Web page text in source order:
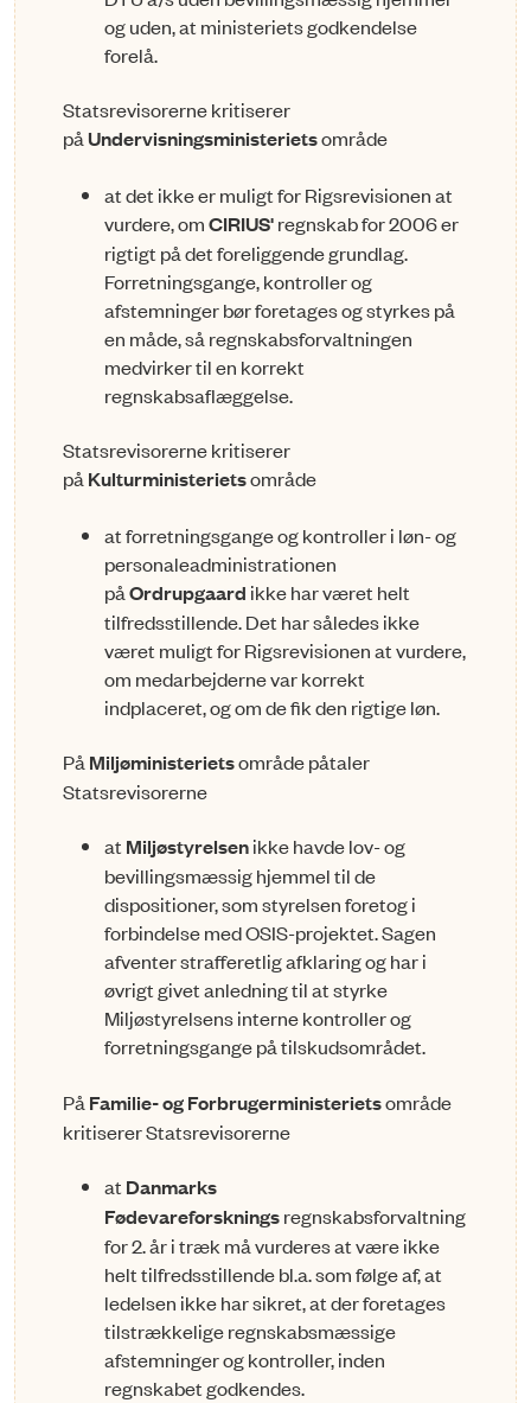
og uden, at ministeriets godkendelse
forelå.
Statsrevisorerne kritiserer
påUndervisningsministerietsområde
at det ikke er muligt for Rigsrevisionen at
vurdere, omCIRIUS'regnskab for 2006 er
rigtigt på det foreliggende grundlag.
Forretningsgange, kontroller og
afstemninger bør foretages og styr­kes på
en måde, så regnskabsforvaltningen
medvirker til en korrekt
regnskabsaflæggelse.
Statsrevisorerne kritiserer
på Kulturministerietsområde
at forretningsgange og kontroller i løn- og
personaleadministrationen
påOrdrupgaard ikke har væ­ret helt
tilfredsstillende. Det har således ikke
været muligt for Rigsrevisionen at vurdere,
om med­arbejderne var korrekt
indplaceret, og om de fik den rigtige løn.
På Miljøministerietsområde påtaler
Statsrevisorerne
at Miljøstyrelsenikke havde lov- og
bevillingsmæssig hjemmel til de
dispositioner, som styrelsen foretog i
forbindelse med OSIS-projektet. Sagen
afventer strafferetlig afklaring og har i
øvrigt gi­vet anledning til at styrke
Miljøstyrelsens interne kontroller og
forretningsgange på tilskud­s­om­rådet.
På Familie- og Forbrugerministerietsområde
kritiserer Statsrevisorerne
at Danmarks
Fødevareforskningsregnskabsforvaltning
for 2. år i træk må vurderes at være ik­ke
helt tilfredsstillende bl.a. som følge af, at
ledelsen ikke har sikret, at der foretages
tilstræk­ke­lige reg­nskabsmæssige
afstemninger og kontroller, inden
regnskabet godkendes.